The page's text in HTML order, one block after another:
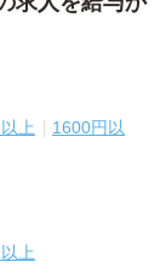
上
1600円以
上